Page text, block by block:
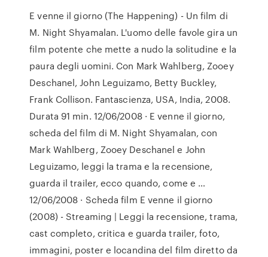
E venne il giorno (The Happening) - Un film di
M. Night Shyamalan. L'uomo delle favole gira un
film potente che mette a nudo la solitudine e la
paura degli uomini. Con Mark Wahlberg, Zooey
Deschanel, John Leguizamo, Betty Buckley,
Frank Collison. Fantascienza, USA, India, 2008.
Durata 91 min. 12/06/2008 · E venne il giorno,
scheda del film di M. Night Shyamalan, con
Mark Wahlberg, Zooey Deschanel e John
Leguizamo, leggi la trama e la recensione,
guarda il trailer, ecco quando, come e …
12/06/2008 · Scheda film E venne il giorno
(2008) - Streaming | Leggi la recensione, trama,
cast completo, critica e guarda trailer, foto,
immagini, poster e locandina del film diretto da